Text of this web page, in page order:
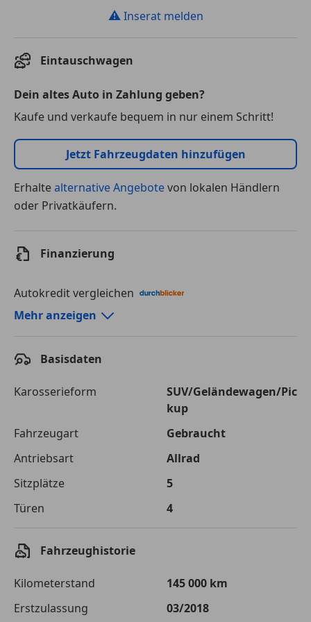
⚠ Inserat melden
Eintauschwagen
Dein altes Auto in Zahlung geben?
Kaufe und verkaufe bequem in nur einem Schritt!
Jetzt Fahrzeugdaten hinzufügen
Erhaltealternative Angebotevon lokalen Händlern
oder Privatkäufern.
Finanzierung
Autokredit vergleichen
Autokredit-Rechner von durchblicker.at
120 Monate
Kreditbetrag
€ 28 900,-
Gesamtbetrag
Einberechnete Gebühren
€ 0,-
Effektivzinsatz
Monatliche Rate € 339,29
Mehr anzeigen
Basisdaten
Karosserieform
SUV/Geländewagen/Pic
kup
Fahrzeugart
Gebraucht
Antriebsart
Allrad
Sitzplätze
5
Türen
4
Fahrzeughistorie
Kilometerstand
145 000 km
Erstzulassung
03/2018